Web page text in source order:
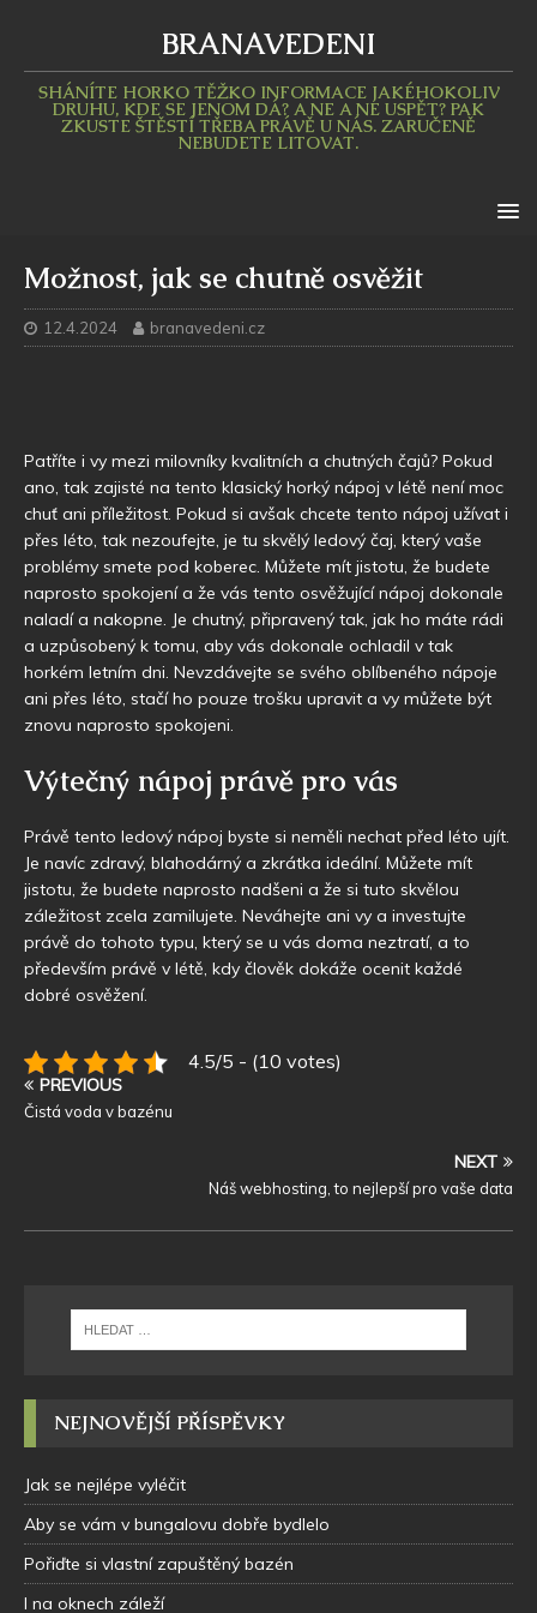
BRANAVEDENI
SHÁNÍTE HORKO TĚŽKO INFORMACE JAKÉHOKOLIV
DRUHU, KDE SE JENOM DÁ? A NE A NE USPĚT? PAK
ZKUSTE ŠTĚSTÍ TŘEBA PRÁVĚ U NÁS. ZARUČENĚ
NEBUDETE LITOVAT.
Možnost, jak se chutně osvěžit
12.4.2024 branavedeni.cz
Patříte i vy mezi milovníky kvalitních a chutných čajů? Pokud
ano, tak zajisté na tento klasický horký nápoj v létě není moc
chuť ani příležitost. Pokud si avšak chcete tento nápoj užívat i
přes léto, tak nezoufejte, je tu skvělý ledový čaj, který vaše
problémy smete pod koberec. Můžete mít jistotu, že budete
naprosto spokojení a že vás tento osvěžující nápoj dokonale
naladí a nakopne. Je chutný, připravený tak, jak ho máte rádi
a uzpůsobený k tomu, aby vás dokonale ochladil v tak
horkém letním dni. Nevzdávejte se svého oblíbeného nápoje
ani přes léto, stačí ho pouze trošku upravit a vy můžete být
znovu naprosto spokojeni.
Výtečný nápoj právě pro vás
Právě tento ledový nápoj byste si neměli nechat před léto ujít.
Je navíc zdravý, blahodárný a zkrátka ideální. Můžete mít
jistotu, že budete naprosto nadšeni a že si tuto skvělou
záležitost zcela zamilujete. Neváhejte ani vy a investujte
právě do tohoto typu, který se u vás doma neztratí, a to
především právě v létě, kdy člověk dokáže ocenit každé
dobré osvěžení.
4.5/5 - (10 votes)
PREVIOUS
Čistá voda v bazénu
NEXT
Náš webhosting, to nejlepší pro vaše data
NEJNOVĚJŠÍ PŘÍSPĚVKY
Jak se nejlépe vyléčit
Aby se vám v bungalovu dobře bydlelo
Pořiďte si vlastní zapuštěný bazén
I na oknech záleží